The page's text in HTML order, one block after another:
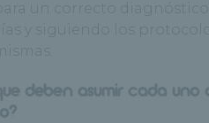
un correcto
y siguiendo los
deben asumir cada uno